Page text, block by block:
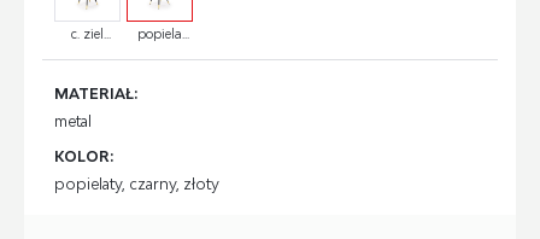
c. ziel... popiela...
MATERIAŁ:
metal
KOLOR:
popielaty, czarny, złoty